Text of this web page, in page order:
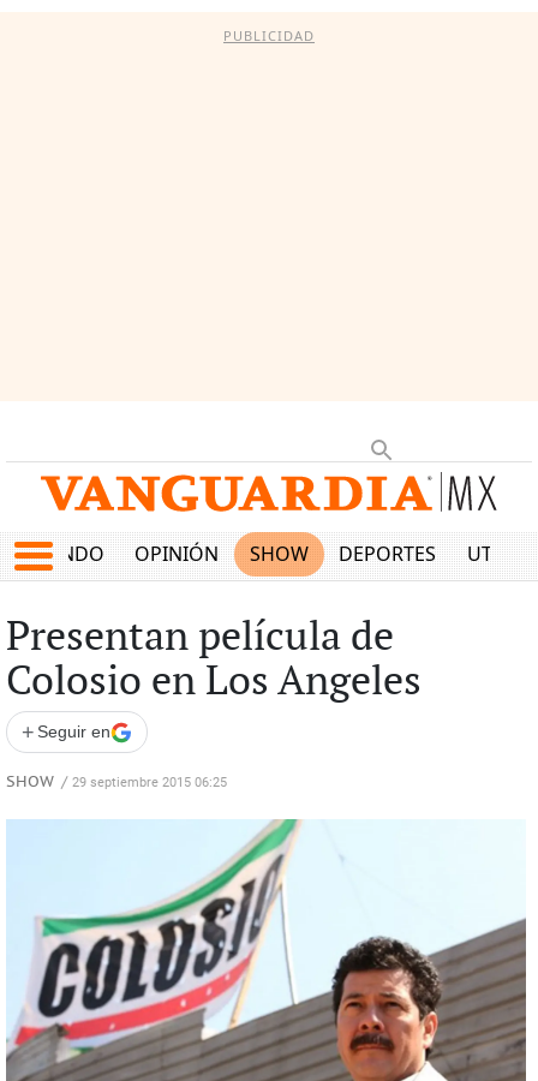
PUBLICIDAD
MUNDO OPINIÓN SHOW DEPORTES
Presentan película de
Colosio en Los Angeles
+ Seguir en
SHOW / 29 septiembre 2015 06:25